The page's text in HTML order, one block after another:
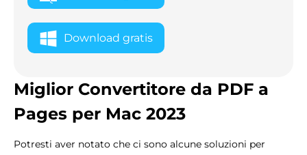
Download gratis
Miglior Convertitore da PDF a
Pages per Mac 2023
Potresti aver notato che ci sono alcune soluzioni per